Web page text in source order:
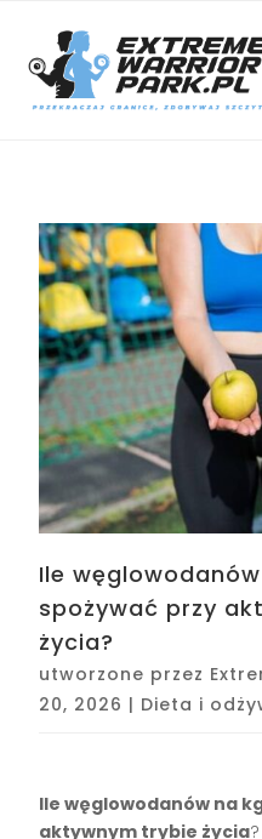
Ile
spożywać przy
życia?
utworzone przez
20, 2026 | Dieta i
Ile węglowodanów na
aktywnym trybie życia